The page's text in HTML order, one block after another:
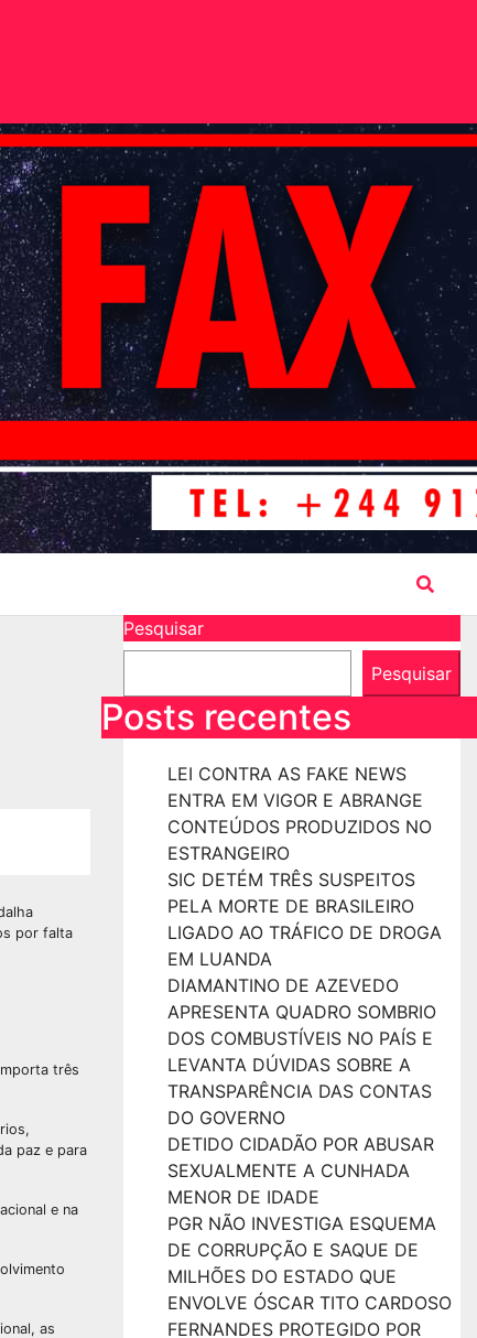
por falta
três
paz e para
e na
as
Pesquisar
Pesquisar
Posts recentes
LEI CONTRA AS FAKE NEWS
ENTRA EM VIGOR E ABRANGE
CONTEÚDOS PRODUZIDOS NO
ESTRANGEIRO
SIC DETÉM TRÊS SUSPEITOS
PELA MORTE DE BRASILEIRO
LIGADO AO TRÁFICO DE DROGA
EM LUANDA
DIAMANTINO DE AZEVEDO
APRESENTA QUADRO SOMBRIO
DOS COMBUSTÍVEIS NO PAÍS E
LEVANTA DÚVIDAS SOBRE A
TRANSPARÊNCIA DAS CONTAS
DO GOVERNO
DETIDO CIDADÃO POR ABUSAR
SEXUALMENTE A CUNHADA
MENOR DE IDADE
PGR NÃO INVESTIGA ESQUEMA
DE CORRUPÇÃO E SAQUE DE
MILHÕES DO ESTADO QUE
ENVOLVE ÓSCAR TITO CARDOSO
FERNANDES PROTEGIDO POR